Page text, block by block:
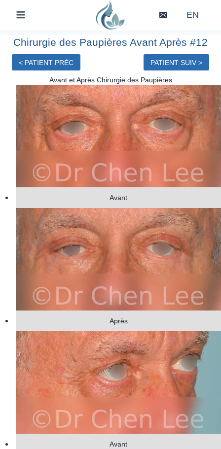
EN
Chirurgie des Paupières Avant Après #12
< PATIENT PRÉC PATIENT SUIV >
Avant et Après Chirurgie des Paupières
Avant
Après
Avant